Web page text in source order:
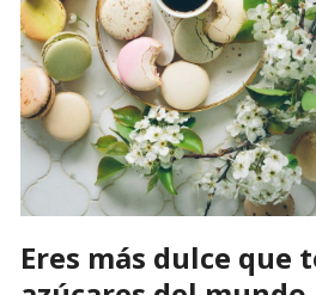
Eres más dulce que